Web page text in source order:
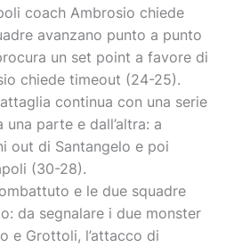
coach Ambrosio chiede
avanzano punto a punto
un set point a favore di
chiede timeout (24-25).
continua con una serie
parte e dall’altra: a
out di Santangelo e poi
(30-28).
e le due squadre
da segnalare i due monster
e Grottoli, l’attacco di